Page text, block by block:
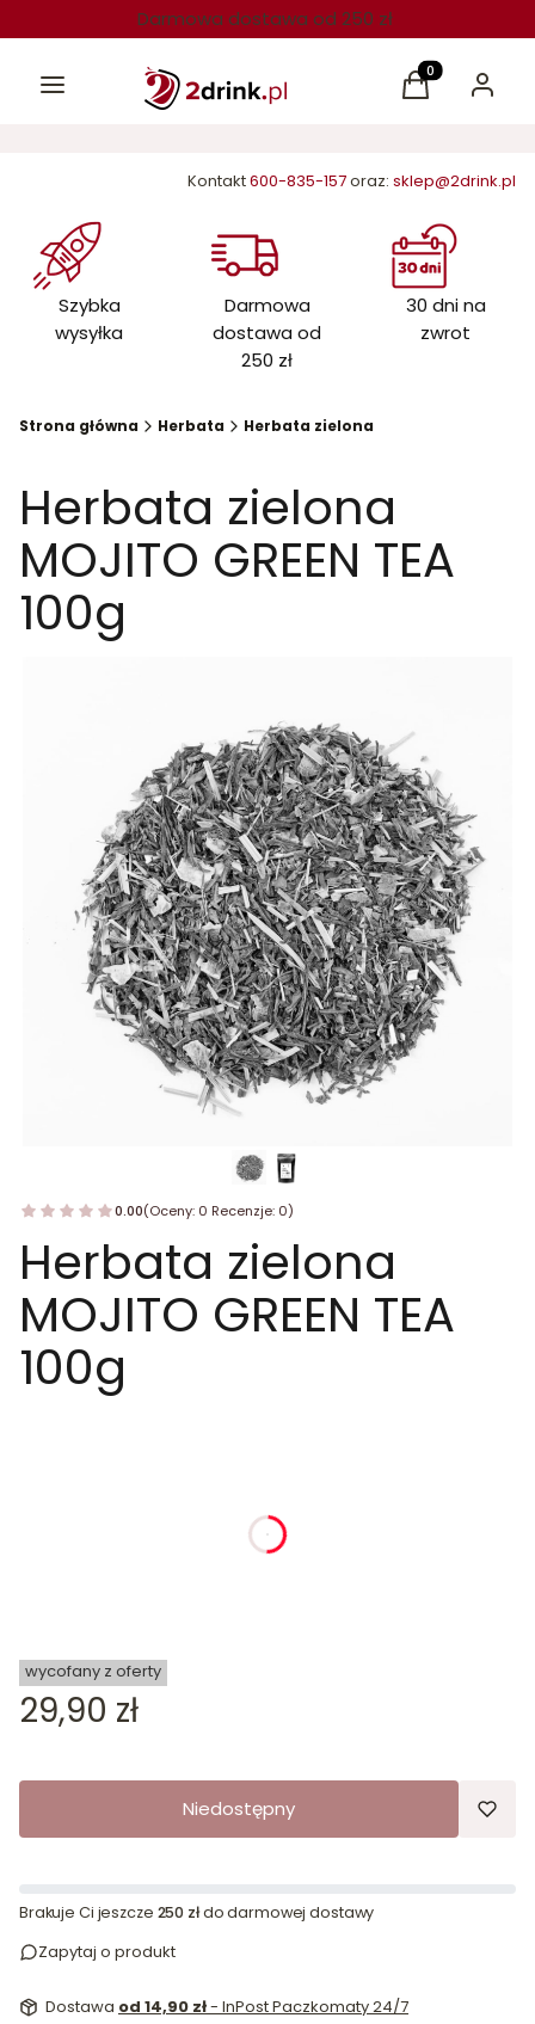
Darmowa dostawa od 250 zł
Menu Produkty w
Koszyk Zaloguj
Kontakt600-835-157oraz: sklep@2drink.pl
Szybka
wysyłka
Darmowa
dostawa od
250 zł
30 dni na
zwrot
Strona główna Herbata Herbata zielona
Herbata zielona
MOJITO GREEN TEA
100g
0.00(Oceny: 0 Recenzje: 0)
Herbata zielona
MOJITO GREEN TEA
100g
wycofany z oferty
Cena
29,90 zł
Niedostępny
Brakuje Ci jeszcze 250 złdo darmowej dostawy
Zapytaj o produkt
Dostawa od 14,90 zł- InPost Paczkomaty 24/7